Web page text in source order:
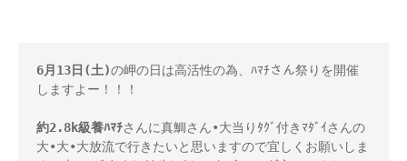
6月13日(土)の岬の日は高活性の為、ﾊﾏﾁさん祭りを開催
しますよー！！！
約2.8k級養ﾊﾏﾁさんに真鯛さん•大当りﾀｸﾞ付きﾏﾀﾞｲさんの
大•大•大放流で行きたいと思いますので宜しくお願いしま